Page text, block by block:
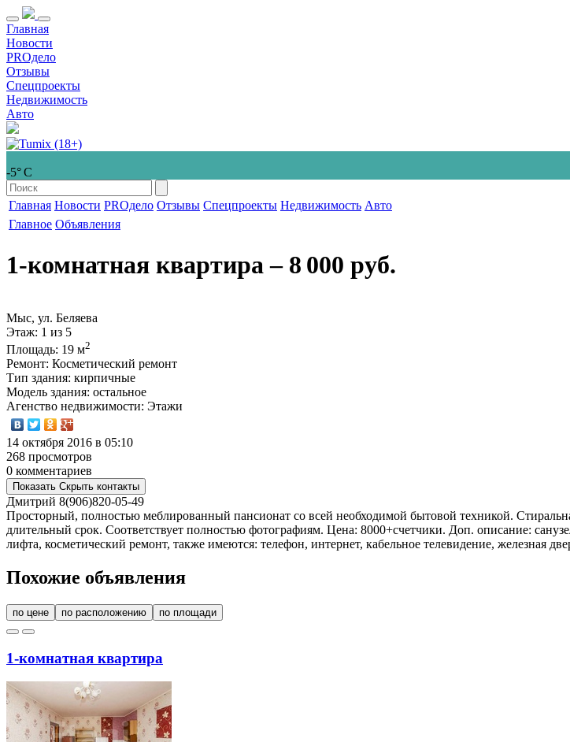
Главная
Новости
PROдело
Отзывы
Спецпроекты
Недвижимость
Авто
-5° С
Главная Новости PROдело Отзывы Спецпроекты Недвижимость Авто
Главное Объявления
1-комнатная квартира‒ 8 000 руб.
Мыс, ул. Беляева
Этаж: 1 из 5
Площадь: 19 м2
Ремонт: Косметический ремонт
Тип здания: кирпичные
Модель здания: остальное
Агенство недвижимости: Этажи
14 октября 2016 в 05:10
268 просмотров
0 комментариев
Показать Скрыть контакты
Дмитрий 8(906)820-05-49
Просторный, полностью меблированный пансионат со всей необходимой бытовой техникой.
длительный срок. Соответствует полностью фотографиям. Цена: 8000+счетчики. Доп. описание:
лифта, косметический ремонт, также имеются: телефон, интернет, кабельное телевидение, железная
Похожие объявления
по цене по расположению по площади
1-комнатная квартира